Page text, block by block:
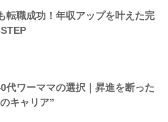
転職成功！年収アップを叶えた完
代ワーママの選択｜昇進を断った
キャリア”